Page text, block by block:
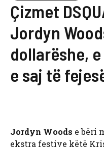
Çizmet
Jordyn
dollarëshe,
e saj të
Jordyn Woods e bëri
ekstra festive këtë